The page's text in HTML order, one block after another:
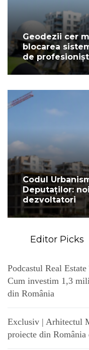
Geodezii cer
blocarea
de
Codul
Deputaților:
dezvoltatori
Editor Picks
Podcastul Real
Cum investim 1,3
din România
Exclusiv | Arhitectul
proiecte din